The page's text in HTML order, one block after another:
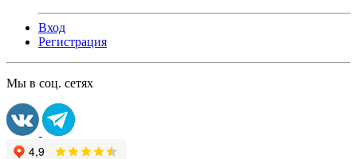
Вход
Регистрация
Мы в соц. сетях